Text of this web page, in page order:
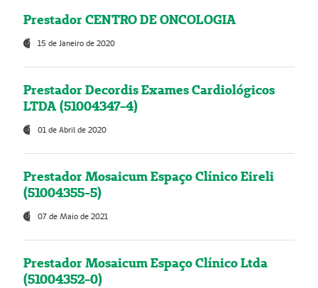
Prestador CENTRO DE ONCOLOGIA
15 de Janeiro de 2020
Prestador Decordis Exames Cardiológicos
LTDA (51004347-4)
01 de Abril de 2020
Prestador Mosaicum Espaço Clínico Eireli
(51004355-5)
07 de Maio de 2021
Prestador Mosaicum Espaço Clínico Ltda
(51004352-0)